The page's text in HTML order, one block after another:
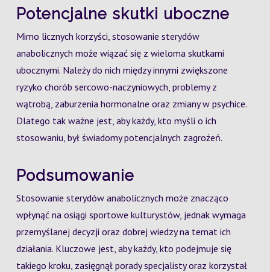
Potencjalne skutki uboczne
Mimo licznych korzyści, stosowanie sterydów
anabolicznych może wiązać się z wieloma skutkami
ubocznymi. Należy do nich między innymi zwiększone
ryzyko chorób sercowo-naczyniowych, problemy z
wątrobą, zaburzenia hormonalne oraz zmiany w psychice.
Dlatego tak ważne jest, aby każdy, kto myśli o ich
stosowaniu, był świadomy potencjalnych zagrożeń.
Podsumowanie
Stosowanie sterydów anabolicznych może znacząco
wpłynąć na osiągi sportowe kulturystów, jednak wymaga
przemyślanej decyzji oraz dobrej wiedzy na temat ich
działania. Kluczowe jest, aby każdy, kto podejmuje się
takiego kroku, zasięgnął porady specjalisty oraz korzystał